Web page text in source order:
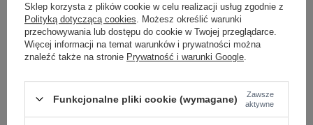
Kod produktu
IT-SK-10536-2.35
Marka
ITALY MODA
typ produktu
sukienka codzienna
Sklep korzysta z plików cookie w celu realizacji usług zgodnie z
Polityką dotyczącą cookies . Możesz określić warunki
przechowywania lub dostępu do cookie w Twojej przeglądarce.
Więcej informacji na temat warunków i prywatności można
znaleźć także na stronie Prywatność i warunki Google
Funkcjonalne pliki cookie (wymagane)
Zawsze
aktywne